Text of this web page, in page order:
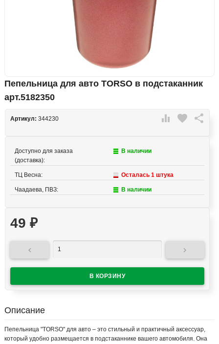
Пепельница для авто TORSO в подстаканник
арт.5182350
 favorite 
Артикул: 344230
Доступно для заказа
(доставка):
В наличии
ТЦ Весна: Осталась 1 штука
Чаадаева, ПВЗ: В наличии
49 ₽
 
Описание
Пепельница "TORSO" для авто – это стильный и практичный аксессуар,
который удобно размещается в подстаканнике вашего автомобиля. Она